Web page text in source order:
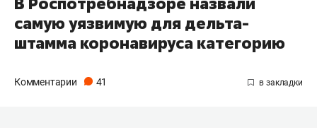
самую уязвимую для дельта-
штамма коронавируса категорию
Комментарии 41